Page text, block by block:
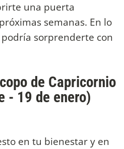
una puerta
semanas. En lo
sorprenderte con
de Capricornio
- 19 de enero)
en tu bienestar y en